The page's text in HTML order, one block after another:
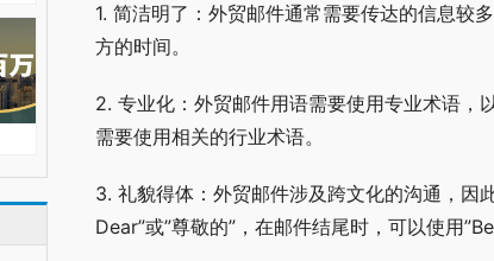
1. 简洁明了：外贸邮件通常需要传达的信息较
方的时间。
2. 专业化：外贸邮件用语需要使用专业术语，
需要使用相关的行业术语。
3. 礼貌得体：外贸邮件涉及跨文化的沟通，因
Dear”或”尊敬的”，在邮件结尾时，可以使用